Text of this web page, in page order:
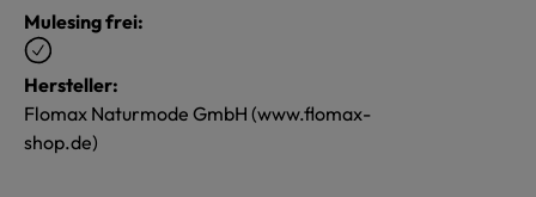
Mulesing frei:
Hersteller:
Flomax Naturmode GmbH (www.flomax-
shop.de)